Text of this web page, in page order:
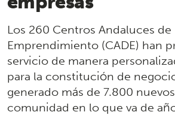
Los 260 Centros Andaluces de
Emprendimiento (CADE) han
servicio de manera
para la constitución de
generado más de 7.800
comunidad en lo que va de